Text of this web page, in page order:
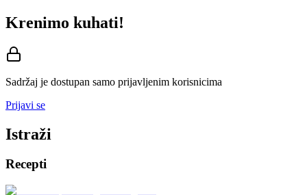
Krenimo kuhati!
Sadržaj je dostupan samo prijavljenim korisnicima
Prijavi se
Istraži
Recepti